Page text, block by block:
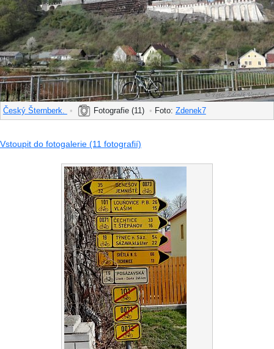
Český Šternberk. • Fotografie (11) • Foto: Zdenek7
Vstoupit do fotogalerie (11 fotografií)